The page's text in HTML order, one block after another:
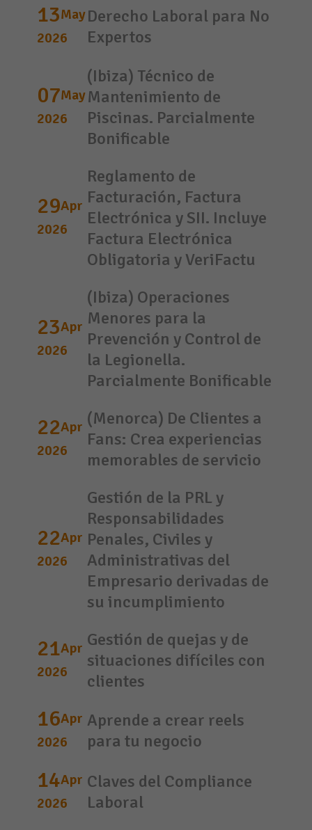
13May
2026
Derecho Laboral para No
Expertos
07May
2026
(Ibiza) Técnico de
Mantenimiento de
Piscinas. Parcialmente
Bonificable
29Apr
2026
Reglamento de
Facturación, Factura
Electrónica y SII. Incluye
Factura Electrónica
Obligatoria y VeriFactu
23Apr
2026
(Ibiza) Operaciones
Menores para la
Prevención y Control de
la Legionella.
Parcialmente Bonificable
22Apr
2026
(Menorca) De Clientes a
Fans: Crea experiencias
memorables de servicio
22Apr
2026
Gestión de la PRL y
Responsabilidades
Penales, Civiles y
Administrativas del
Empresario derivadas de
su incumplimiento
21Apr
2026
Gestión de quejas y de
situaciones difíciles con
clientes
16Apr
2026
Aprende a crear reels
para tu negocio
14Apr
2026
Claves del Compliance
Laboral